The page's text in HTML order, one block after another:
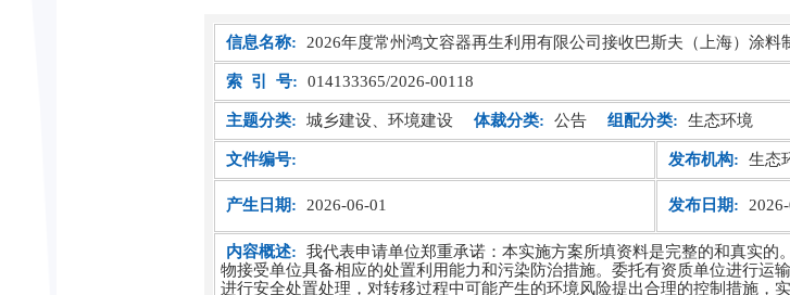
信息名称: 2026年度常州鸿文容器再生利用有限公司接收巴斯夫（上海）涂
索 引 号: 014133365/2026-00118
主题分类: 城乡建设、环境建设 体裁分类: 公告 组配分类: 生态环境
文件编号: 发布机构: 生态
产生日期: 2026-06-01 发布日期:
内容概述:
我代表申请单位郑重承诺：本实施方案所填资料是完整的和真实
物接受单位具备相应的处置利用能力和污染防治措施。委托有资质单位进行运
进行安全处置处理，对转移过程中可能产生的环境风险提出合理的控制措施，